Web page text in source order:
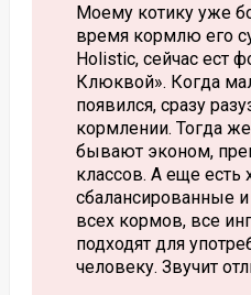
Моему котику уже
время кормлю его
Holistic, сейчас ест
Клюквой». Когда
появился, сразу
кормлении. Тогда
бывают эконом,
классов. А еще есть
сбалансированные
всех кормов, все
подходят для
человеку. Звучит